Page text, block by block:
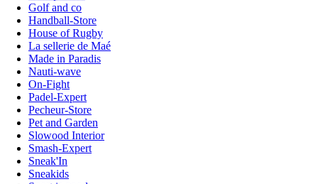
Golf and co
Handball-Store
House of Rugby
La sellerie de Maé
Made in Paradis
Nauti-wave
On-Fight
Padel-Expert
Pecheur-Store
Pet and Garden
Slowood Interior
Smash-Expert
Sneak'In
Sneakids